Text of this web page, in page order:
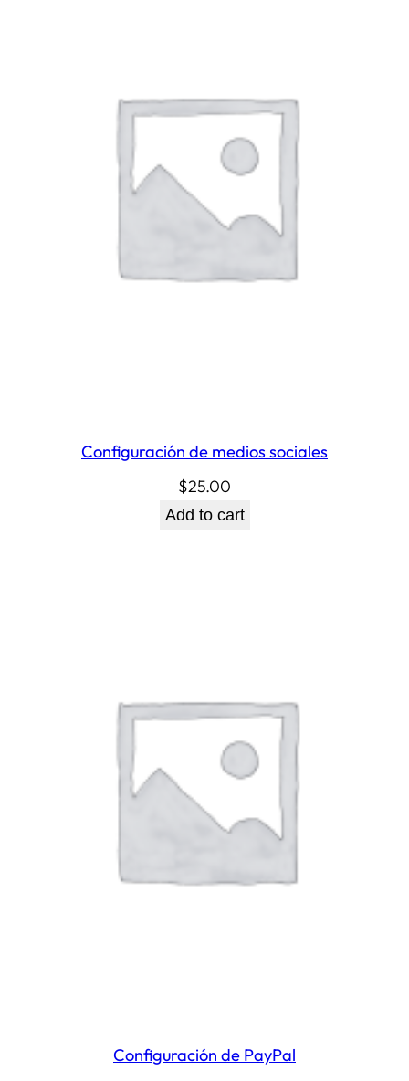
Configuración de medios sociales
$25.00
Add to cart
Configuración de PayPal